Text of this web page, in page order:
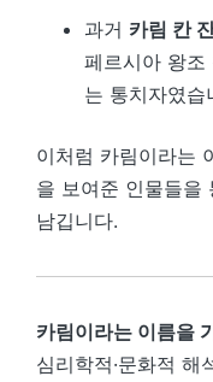
과거 카림 칸
페르시아 왕조
는 통치자였습
이처럼 카림이라는
을 보여준 인물들을
남깁니다.
카림이라는 이름을
심리학적·문화적 해